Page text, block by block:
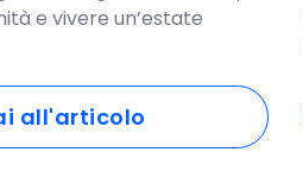
e vivere un’estate
all'articolo